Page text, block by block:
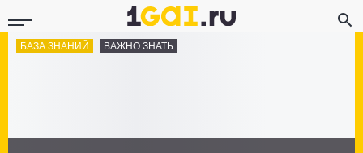
БАЗА ЗНАНИЙ ВАЖНО ЗНАТЬ